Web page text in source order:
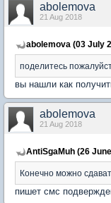
abolemova
21 Aug 2018
abolemova (03 July
поделитесь
вы нашли как
abolemova
21 Aug 2018
AntiSgaMuh (26
Конечно можно
пишет смс